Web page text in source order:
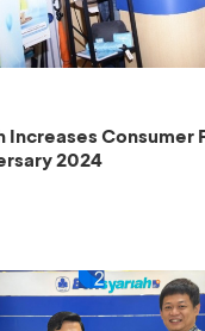
Increases Consumer
2024